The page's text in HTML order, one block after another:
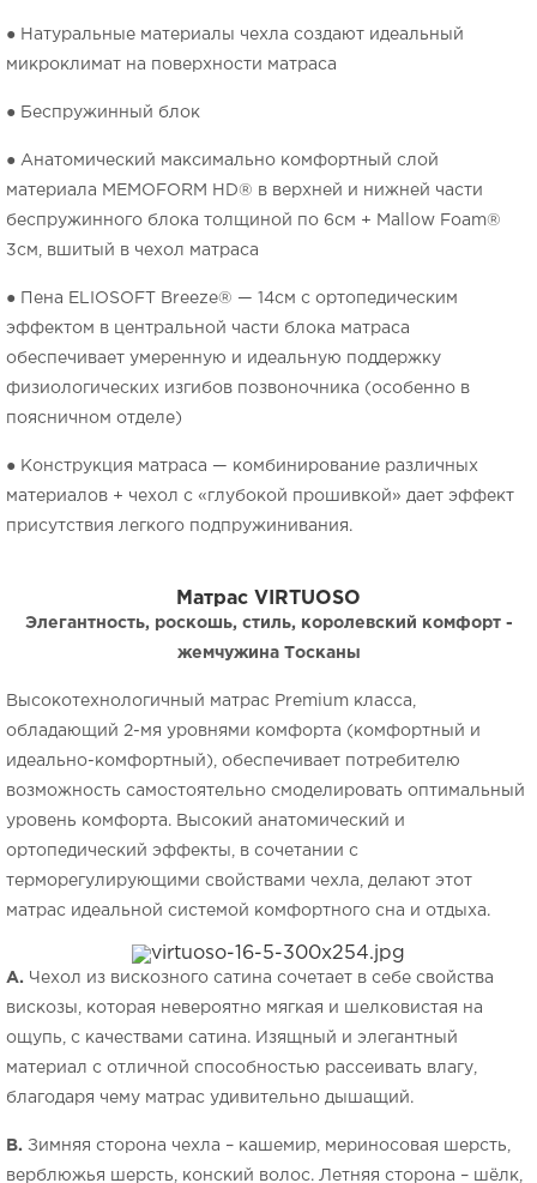
● Натуральные материалы чехла создают идеальный
микроклимат на поверхности матраса
● Беспружинный блок
● Анатомический максимально комфортный слой
материала MEMOFORM HD® в верхней и нижней части
беспружинного блока толщиной по 6см + Mallow Foam®
3см, вшитый в чехол матраса
● Пена ELIOSOFT Breeze® — 14см с ортопедическим
эффектом в центральной части блока матраса
обеспечивает умеренную и идеальную поддержку
физиологических изгибов позвоночника (особенно в
поясничном отделе)
● Конструкция матраса — комбинирование различных
материалов + чехол с «глубокой прошивкой» дает эффект
присутствия легкого подпружинивания.
Матрас VIRTUOSO
Элегантность, роскошь, стиль, королевский комфорт -
жемчужина Тосканы
Высокотехнологичный матрас Premium класса,
обладающий 2-мя уровнями комфорта (комфортный и
идеально-комфортный), обеспечивает потребителю
возможность самостоятельно смоделировать оптимальный
уровень комфорта. Высокий анатомический и
ортопедический эффекты, в сочетании с
терморегулирующими свойствами чехла, делают этот
матрас идеальной системой комфортного сна и отдыха.
A. Чехол из вискозного сатина сочетает в себе свойства
вискозы, которая невероятно мягкая и шелковистая на
ощупь, с качествами сатина. Изящный и элегантный
материал с отличной способностью рассеивать влагу,
благодаря чему матрас удивительно дышащий.
B. Зимняя сторона чехла – кашемир, мериносовая шерсть,
верблюжья шерсть, конский волос. Летняя сторона – шёлк,